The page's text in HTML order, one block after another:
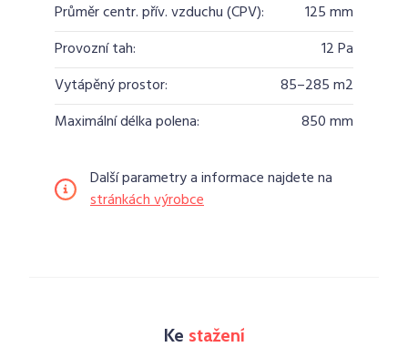
Průměr centr. přív. vzduchu (CPV):
125 mm
Provozní tah:
12 Pa
Vytápěný prostor:
85–285 m2
Maximální délka polena:
850 mm
Další parametry a informace najdete na
stránkách výrobce
Ke stažení